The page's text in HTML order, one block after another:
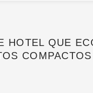
HOTEL QUE
COMPACTOS